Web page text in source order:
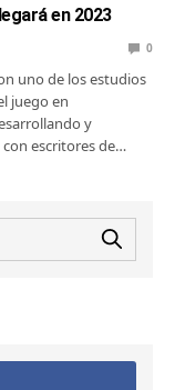
en 2023
0
uno de los estudios
juego en
y
con escritores de…